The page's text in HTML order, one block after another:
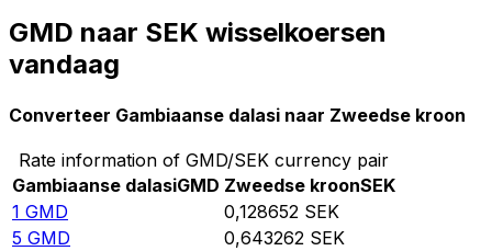
GMD naar SEK wisselkoersen
vandaag
Converteer Gambiaanse dalasi naar Zweedse kroon
Rate information of GMD/SEK currency pair
Gambiaanse dalasiGMD Zweedse kroonSEK
1 GMD 0,128652 SEK
5 GMD 0,643262 SEK